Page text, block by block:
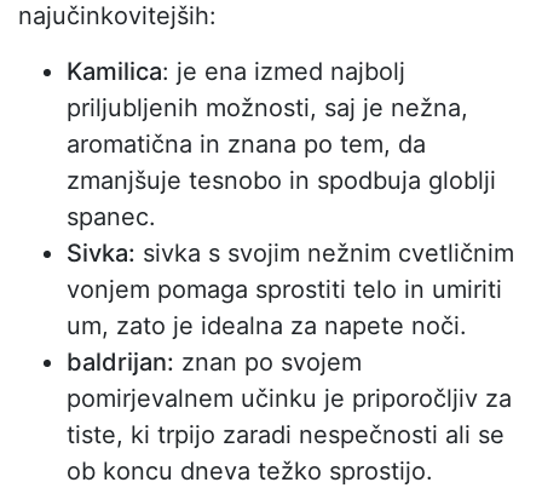
najučinkovitejših:
Kamilica: je ena izmed najbolj
priljubljenih možnosti, saj je nežna,
aromatična in znana po tem, da
zmanjšuje tesnobo in spodbuja globlji
spanec.
Sivka: sivka s svojim nežnim cvetličnim
vonjem pomaga sprostiti telo in umiriti
um, zato je idealna za napete noči.
baldrijan: znan po svojem
pomirjevalnem učinku je priporočljiv za
tiste, ki trpijo zaradi nespečnosti ali se
ob koncu dneva težko sprostijo.